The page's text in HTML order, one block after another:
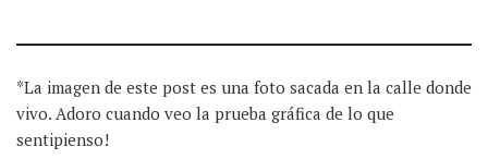
*La imagen de este post es una foto sacada en la calle donde
vivo. Adoro cuando veo la prueba gráfica de lo que
sentipienso!